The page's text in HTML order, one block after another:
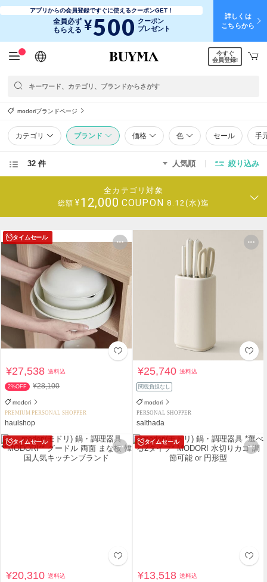
アプリからの会員登録ですぐに使えるクーポンGET！
全員必ず
もらえる ¥500 クーポン
プレゼント
詳しくは
こちらから
日本語
English
简体中文
繁體中文
今すぐ
会員登録!
modoriブランドページ
カテゴリ ブランド 価格 色 セール 手
32 件 人気順 絞り込み
全カテゴリ対象
総額 ¥12,000 COUPON 8.12(水)迄
タイムセール
¥27,538送料込
2%OFF ¥28,100
modori
PREMIUM PERSONAL SHOPPER
haulshop
¥25,740送料込
関税負担なし
modori
PERSONAL SHOPPER
salthada
タイムセール
¥20,310送料込
タイムセール
¥13,518送料込